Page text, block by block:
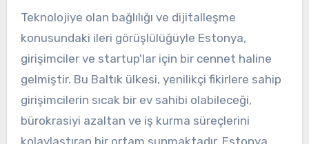
Teknolojiye olan bağlılığı ve dijitalleşme
konusundaki ileri görüşlülüğüyle Estonya,
girişimciler ve startup'lar için bir cennet haline
gelmiştir. Bu Baltık ülkesi, yenilikçi fikirlere sahip
girişimcilerin sıcak bir ev sahibi olabileceği,
bürokrasiyi azaltan ve iş kurma süreçlerini
kolaylaştıran bir ortam sunmaktadır. Estonya